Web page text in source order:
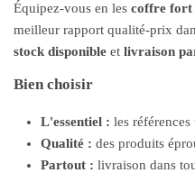
Équipez-vous en les coffre fort
meilleur rapport qualité-prix
stock disponible et livraison
Bien choisir
L'essentiel : les
Qualité : des produits
Partout : livraison dans